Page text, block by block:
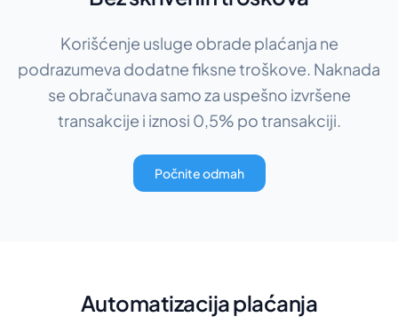
Korišćenje usluge obrade plaćanja ne
podrazumeva dodatne fiksne troškove. Naknada
se obračunava samo za uspešno izvršene
transakcije i iznosi 0,5% po transakciji.
Počnite odmah
Automatizacija plaćanja